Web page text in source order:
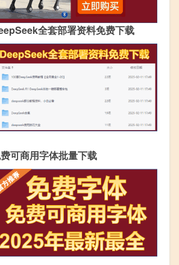
全套部署资料免费下载
可商用字体批量下载